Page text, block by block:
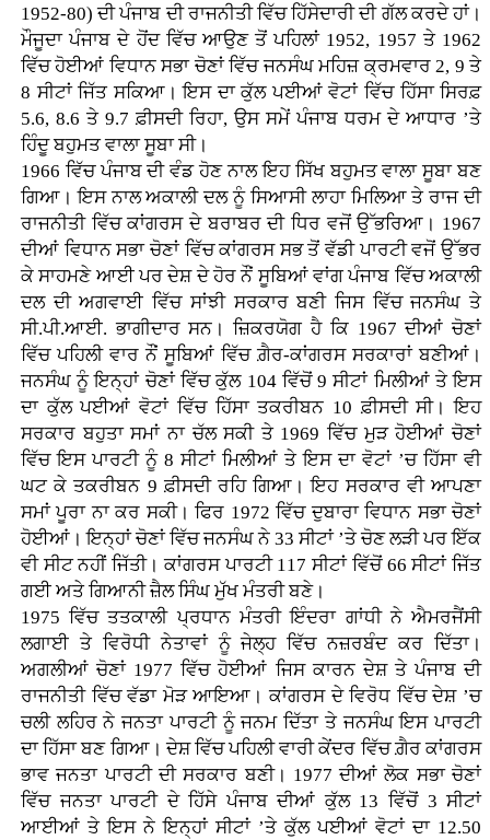
1952-80) ਦੀ ਪੰਜਾਬ ਦੀ ਰਾਜਨੀਤੀ ਵਿੱਚ ਹਿੱਸੇਦਾਰੀ ਦੀ ਗੱਲ ਕਰਦੇ ਹਾਂ।
ਮੌਜੂਦਾ ਪੰਜਾਬ ਦੇ ਹੋਂਦ ਵਿੱਚ ਆਉਣ ਤੋਂ ਪਹਿਲਾਂ 1952, 1957 ਤੇ 1962
ਵਿੱਚ ਹੋਈਆਂ ਵਿਧਾਨ ਸਭਾ ਚੋਣਾਂ ਵਿੱਚ ਜਨਸੰਘ ਮਹਿਜ਼ ਕ੍ਰਮਵਾਰ 2, 9 ਤੇ
8 ਸੀਟਾਂ ਜਿੱਤ ਸਕਿਆ। ਇਸ ਦਾ ਕੁੱਲ ਪਈਆਂ ਵੋਟਾਂ ਵਿੱਚ ਹਿੱਸਾ ਸਿਰਫ਼
5.6, 8.6 ਤੇ 9.7 ਫ਼ੀਸਦੀ ਰਿਹਾ, ਉਸ ਸਮੇਂ ਪੰਜਾਬ ਧਰਮ ਦੇ ਆਧਾਰ ’ਤੇ
ਹਿੰਦੂ ਬਹੁਮਤ ਵਾਲਾ ਸੂਬਾ ਸੀ।
1966 ਵਿੱਚ ਪੰਜਾਬ ਦੀ ਵੰਡ ਹੋਣ ਨਾਲ ਇਹ ਸਿੱਖ ਬਹੁਮਤ ਵਾਲਾ ਸੂਬਾ ਬਣ
ਗਿਆ। ਇਸ ਨਾਲ ਅਕਾਲੀ ਦਲ ਨੂੰ ਸਿਆਸੀ ਲਾਹਾ ਮਿਲਿਆ ਤੇ ਰਾਜ ਦੀ
ਰਾਜਨੀਤੀ ਵਿੱਚ ਕਾਂਗਰਸ ਦੇ ਬਰਾਬਰ ਦੀ ਧਿਰ ਵਜੋਂ ਉੱਭਰਿਆ। 1967
ਦੀਆਂ ਵਿਧਾਨ ਸਭਾ ਚੋਣਾਂ ਵਿੱਚ ਕਾਂਗਰਸ ਸਭ ਤੋਂ ਵੱਡੀ ਪਾਰਟੀ ਵਜੋਂ ਉੱਭਰ
ਕੇ ਸਾਹਮਣੇ ਆਈ ਪਰ ਦੇਸ਼ ਦੇ ਹੋਰ ਨੌਂ ਸੂਬਿਆਂ ਵਾਂਗ ਪੰਜਾਬ ਵਿੱਚ ਅਕਾਲੀ
ਦਲ ਦੀ ਅਗਵਾਈ ਵਿੱਚ ਸਾਂਝੀ ਸਰਕਾਰ ਬਣੀ ਜਿਸ ਵਿੱਚ ਜਨਸੰਘ ਤੇ
ਸੀ.ਪੀ.ਆਈ. ਭਾਗੀਦਾਰ ਸਨ। ਜ਼ਿਕਰਯੋਗ ਹੈ ਕਿ 1967 ਦੀਆਂ ਚੋਣਾਂ
ਵਿੱਚ ਪਹਿਲੀ ਵਾਰ ਨੌਂ ਸੂਬਿਆਂ ਵਿੱਚ ਗ਼ੈਰ-ਕਾਂਗਰਸ ਸਰਕਾਰਾਂ ਬਣੀਆਂ।
ਜਨਸੰਘ ਨੂੰ ਇਨ੍ਹਾਂ ਚੋਣਾਂ ਵਿੱਚ ਕੁੱਲ 104 ਵਿੱਚੋਂ 9 ਸੀਟਾਂ ਮਿਲੀਆਂ ਤੇ ਇਸ
ਦਾ ਕੁੱਲ ਪਈਆਂ ਵੋਟਾਂ ਵਿੱਚ ਹਿੱਸਾ ਤਕਰੀਬਨ 10 ਫ਼ੀਸਦੀ ਸੀ। ਇਹ
ਸਰਕਾਰ ਬਹੁਤਾ ਸਮਾਂ ਨਾ ਚੱਲ ਸਕੀ ਤੇ 1969 ਵਿੱਚ ਮੁੜ ਹੋਈਆਂ ਚੋਣਾਂ
ਵਿੱਚ ਇਸ ਪਾਰਟੀ ਨੂੰ 8 ਸੀਟਾਂ ਮਿਲੀਆਂ ਤੇ ਇਸ ਦਾ ਵੋਟਾਂ ’ਚ ਹਿੱਸਾ ਵੀ
ਘਟ ਕੇ ਤਕਰੀਬਨ 9 ਫ਼ੀਸਦੀ ਰਹਿ ਗਿਆ। ਇਹ ਸਰਕਾਰ ਵੀ ਆਪਣਾ
ਸਮਾਂ ਪੂਰਾ ਨਾ ਕਰ ਸਕੀ। ਫਿਰ 1972 ਵਿੱਚ ਦੁਬਾਰਾ ਵਿਧਾਨ ਸਭਾ ਚੋਣਾਂ
ਹੋਈਆਂ। ਇਨ੍ਹਾਂ ਚੋਣਾਂ ਵਿੱਚ ਜਨਸੰਘ ਨੇ 33 ਸੀਟਾਂ ’ਤੇ ਚੋਣ ਲੜੀ ਪਰ ਇੱਕ
ਵੀ ਸੀਟ ਨਹੀਂ ਜਿੱਤੀ। ਕਾਂਗਰਸ ਪਾਰਟੀ 117 ਸੀਟਾਂ ਵਿੱਚੋਂ 66 ਸੀਟਾਂ ਜਿੱਤ
ਗਈ ਅਤੇ ਗਿਆਨੀ ਜ਼ੈਲ ਸਿੰਘ ਮੁੱਖ ਮੰਤਰੀ ਬਣੇ।
1975 ਵਿੱਚ ਤਤਕਾਲੀ ਪ੍ਰਧਾਨ ਮੰਤਰੀ ਇੰਦਰਾ ਗਾਂਧੀ ਨੇ ਐਮਰਜੈਂਸੀ
ਲਗਾਈ ਤੇ ਵਿਰੋਧੀ ਨੇਤਾਵਾਂ ਨੂੰ ਜੇਲ੍ਹ ਵਿੱਚ ਨਜ਼ਰਬੰਦ ਕਰ ਦਿੱਤਾ।
ਅਗਲੀਆਂ ਚੋਣਾਂ 1977 ਵਿੱਚ ਹੋਈਆਂ ਜਿਸ ਕਾਰਨ ਦੇਸ਼ ਤੇ ਪੰਜਾਬ ਦੀ
ਰਾਜਨੀਤੀ ਵਿੱਚ ਵੱਡਾ ਮੋੜ ਆਇਆ। ਕਾਂਗਰਸ ਦੇ ਵਿਰੋਧ ਵਿੱਚ ਦੇਸ਼ ’ਚ
ਚਲੀ ਲਹਿਰ ਨੇ ਜਨਤਾ ਪਾਰਟੀ ਨੂੰ ਜਨਮ ਦਿੱਤਾ ਤੇ ਜਨਸੰਘ ਇਸ ਪਾਰਟੀ
ਦਾ ਹਿੱਸਾ ਬਣ ਗਿਆ। ਦੇਸ਼ ਵਿੱਚ ਪਹਿਲੀ ਵਾਰੀ ਕੇਂਦਰ ਵਿੱਚ ਗ਼ੈਰ ਕਾਂਗਰਸ
ਭਾਵ ਜਨਤਾ ਪਾਰਟੀ ਦੀ ਸਰਕਾਰ ਬਣੀ। 1977 ਦੀਆਂ ਲੋਕ ਸਭਾ ਚੋਣਾਂ
ਵਿੱਚ ਜਨਤਾ ਪਾਰਟੀ ਦੇ ਹਿੱਸੇ ਪੰਜਾਬ ਦੀਆਂ ਕੁੱਲ 13 ਵਿੱਚੋਂ 3 ਸੀਟਾਂ
ਆਈਆਂ ਤੇ ਇਸ ਨੇ ਇਨ੍ਹਾਂ ਸੀਟਾਂ ’ਤੇ ਕੁੱਲ ਪਈਆਂ ਵੋਟਾਂ ਦਾ 12.50